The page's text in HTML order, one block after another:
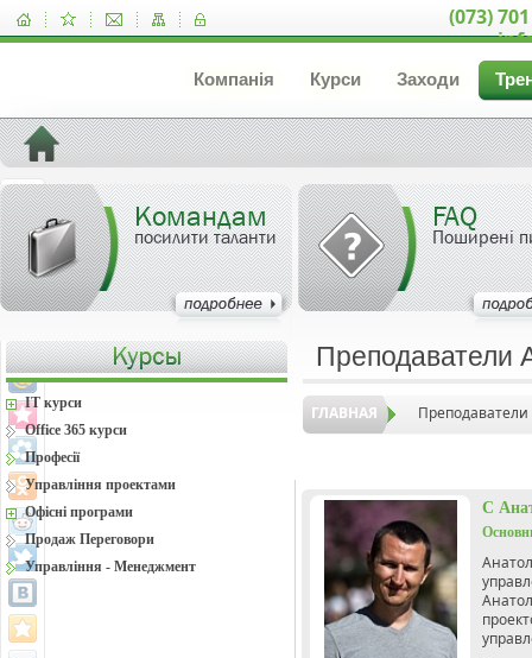
(073)
Компанія Курси Заходи
Командам
посилити таланти
FAQ
Поширені
Преподаватели
ГЛАВНАЯ Преподаватели
С
IT курси
Office 365 курси
Професії
Управління проектами
Офісні програми
Продаж Переговори
Управління - Менеджмент